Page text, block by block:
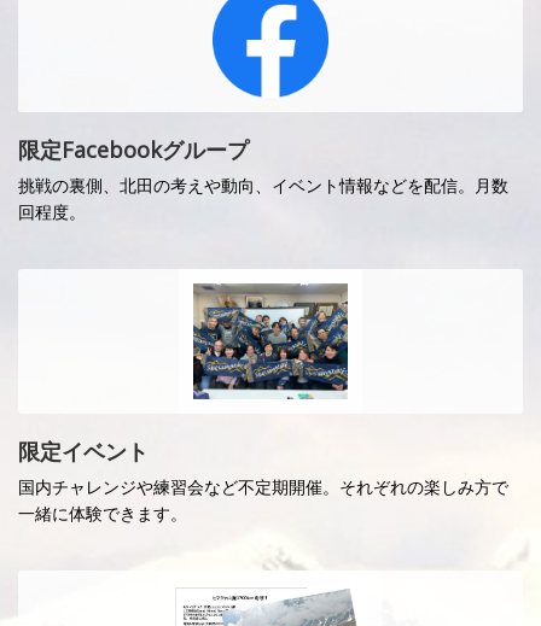
限定Facebookグループ
挑戦の裏側、北田の考えや動向、イベント情報などを配信。月数
回程度。
限定イベント
国内チャレンジや練習会など不定期開催。それぞれの楽しみ方で
一緒に体験できます。